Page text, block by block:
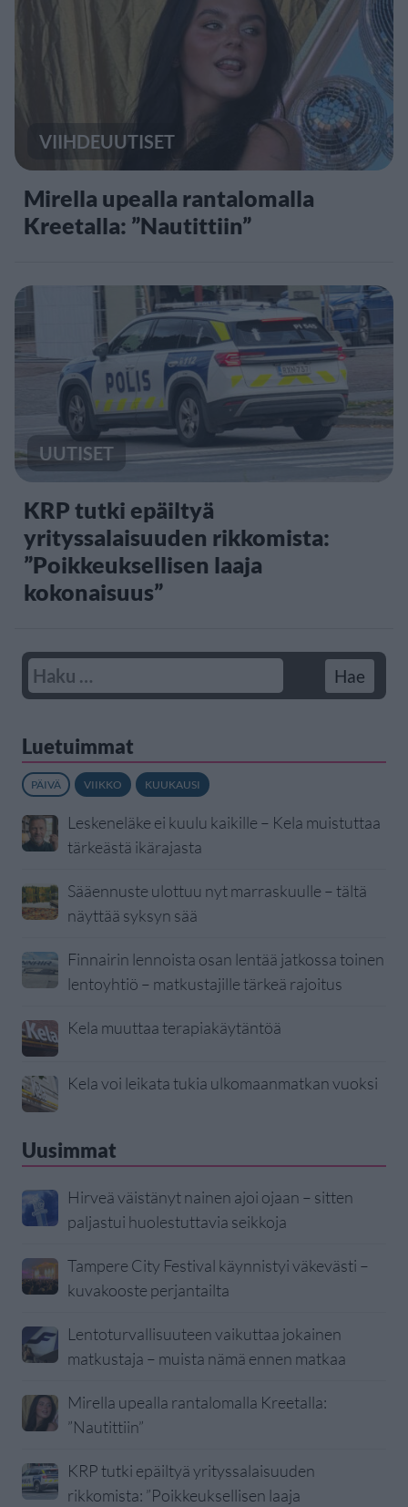
VIIHDEUUTISET
Mirella upealla rantalomalla
Kreetalla: ”Nautittiin”
UUTISET
KRP tutki epäiltyä
yrityssalaisuuden rikkomista:
”Poikkeuksellisen laaja
kokonaisuus”
Luetuimmat
PÄIVÄ VIIKKO KUUKAUSI
Leskeneläke ei kuulu kaikille – Kela muistuttaa
tärkeästä ikärajasta
Sääennuste ulottuu nyt marraskuulle – tältä
näyttää syksyn sää
Finnairin lennoista osan lentää jatkossa toinen
lentoyhtiö – matkustajille tärkeä rajoitus
Kela muuttaa terapiakäytäntöä
Kela voi leikata tukia ulkomaanmatkan vuoksi
Uusimmat
Hirveä väistänyt nainen ajoi ojaan – sitten
paljastui huolestuttavia seikkoja
Tampere City Festival käynnistyi väkevästi –
kuvakooste perjantailta
Lentoturvallisuuteen vaikuttaa jokainen
matkustaja – muista nämä ennen matkaa
Mirella upealla rantalomalla Kreetalla:
”Nautittiin”
KRP tutki epäiltyä yrityssalaisuuden
rikkomista: ”Poikkeuksellisen laaja